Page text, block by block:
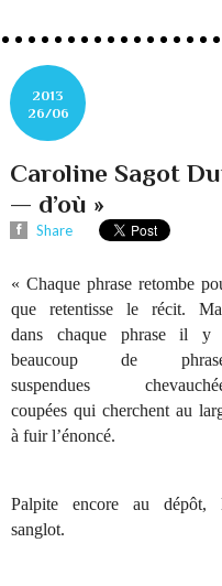
2013
26/06
Caroline Sagot
— d’où »
Share
« Chaque phrase retombe
que retentisse le récit.
dans chaque phrase il y
beaucoup de
suspendues
coupées qui cherchent au
à fuir l’énoncé.
Palpite encore au dépôt,
sanglot.